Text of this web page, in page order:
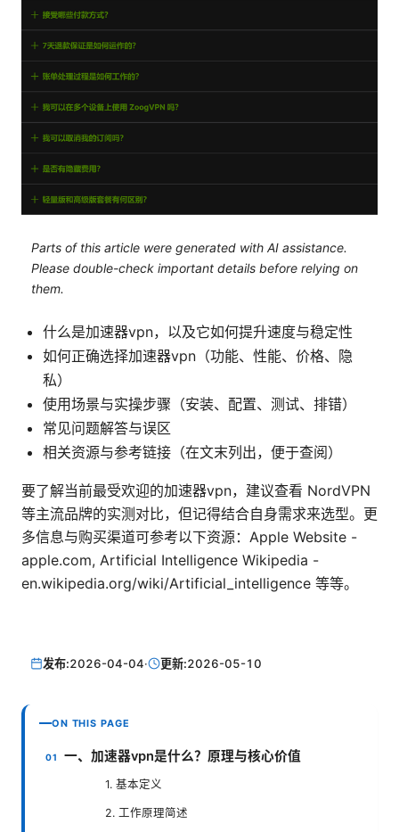
Parts of this article were generated with AI assistance.
Please double-check important details before relying on
them.
什么是加速器vpn，以及它如何提升速度与稳定性
如何正确选择加速器vpn（功能、性能、价格、隐
私）
使用场景与实操步骤（安装、配置、测试、排错）
常见问题解答与误区
相关资源与参考链接（在文末列出，便于查阅）
要了解当前最受欢迎的加速器vpn，建议查看 NordVPN
等主流品牌的实测对比，但记得结合自身需求来选型。更
多信息与购买渠道可参考以下资源：Apple Website -
apple.com, Artificial Intelligence Wikipedia -
en.wikipedia.org/wiki/Artificial_intelligence 等等。
发布:2026-04-04· 更新:2026-05-10
ON THIS PAGE
一、加速器vpn是什么？原理与核心价值
1. 基本定义
2. 工作原理简述